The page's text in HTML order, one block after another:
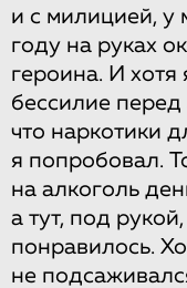
и с милицией, у
году на руках
героина. И
бессилие
что наркотики
я попробовал.
на алкоголь
а тут, под
понравилось.
не